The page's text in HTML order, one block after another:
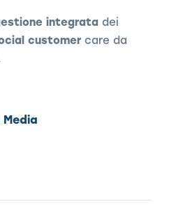
integrata dei
customercare da